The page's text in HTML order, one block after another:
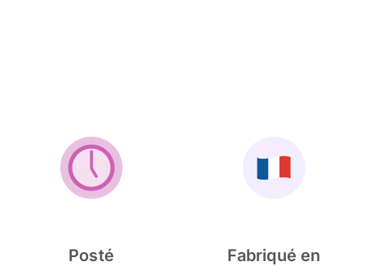
Posté
Fabriqué en